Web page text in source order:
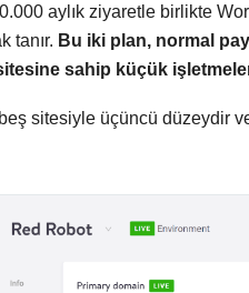
aylık ziyaretle birlikte
tanır. Bu iki plan, normal
sahip küçük
sitesiyle üçüncü düzeydir